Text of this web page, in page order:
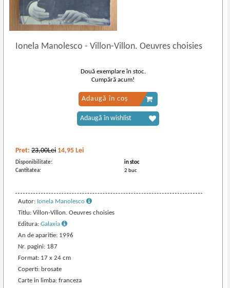
Ionela Manolesco- Villon-Villon. Oeuvres choisies
Pret:23,00Lei 14,95 Lei
Disponibilitate:
in stoc
Cantitatea:
2 buc
Autor: Ionela Manolesco
Titlu: Villon-Villon. Oeuvres choisies
Editura:Galaxia
An de aparitie: 1996
Nr. pagini: 187
Format: 17 x 24 cm
Coperti: brosate
Carte in limba: franceza
Două exemplare în stoc.
Cumpără acum!
Adaugă în coș
Adaugă în wishlist